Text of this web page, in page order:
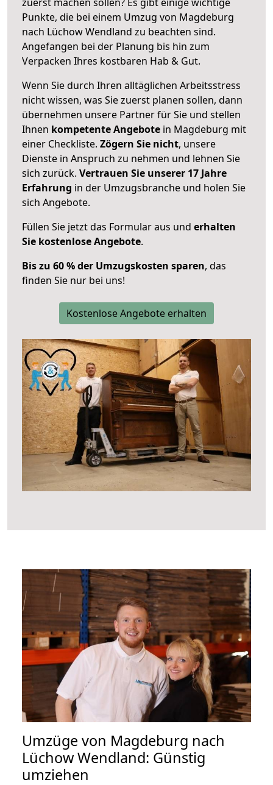
Punkte, die bei einem Umzug von Magdeburg
nach Lüchow Wendland zu beachten sind.
Angefangen bei der Planung bis hin zum
Verpacken Ihres kostbaren Hab & Gut.
Wenn Sie durch Ihren alltäglichen Arbeitsstress
nicht wissen, was Sie zuerst planen sollen, dann
übernehmen unsere Partner für Sie und stellen
Ihnen kompetente Angebote in Magdeburg mit
einer Checkliste. Zögern Sie nicht, unsere
Dienste in Anspruch zu nehmen und lehnen Sie
sich zurück. Vertrauen Sie unserer 17 Jahre
Erfahrung in der Umzugsbranche und holen Sie
sich Angebote.
Füllen Sie jetzt das Formular aus und erhalten
Sie kostenlose Angebote.
Bis zu 60 % der Umzugskosten sparen, das
finden Sie nur bei uns!
Kostenlose Angebote erhalten
Umzüge von Magdeburg nach
Lüchow Wendland: Günstig
umziehen